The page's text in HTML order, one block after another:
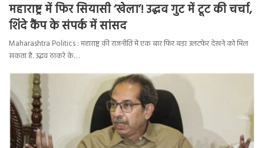
महाराष्ट्र में फिर सियासी ‘खेला’! उद्धव गुट में टूट की चर्चा,
शिंदे कैंप के संपर्क में सांसद
Maharashtra Politics : महाराष्ट्र की राजनीति में एक बार फिर बड़ा उलटफेर देखने को मिल
सकता है. उद्धव ठाकरे के…